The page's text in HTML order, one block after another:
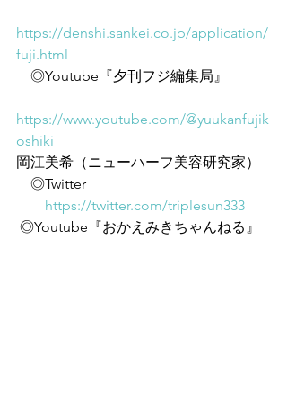
https://denshi.sankei.co.jp/application/
fuji.html
◎Youtube『夕刊フジ編集局』
https://www.youtube.com/@yuukanfujik
oshiki
岡江美希（ニューハーフ美容研究家）
◎Twitter
https://twitter.com/triplesun333
◎Youtube『おかえみきちゃんねる』